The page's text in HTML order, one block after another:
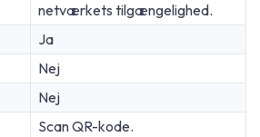
netværkets tilgængelighed.
Ja
Nej
Nej
Scan QR-kode.